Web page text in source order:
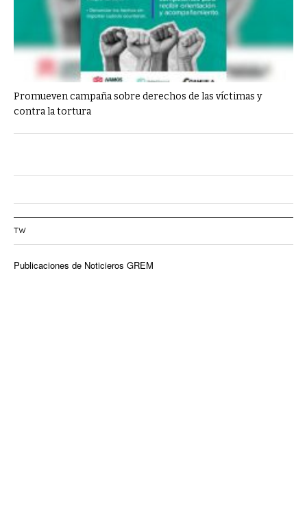
Promueven campaña sobre derechos de las víctimas y
contra la tortura
TW
Publicaciones de Noticieros GREM